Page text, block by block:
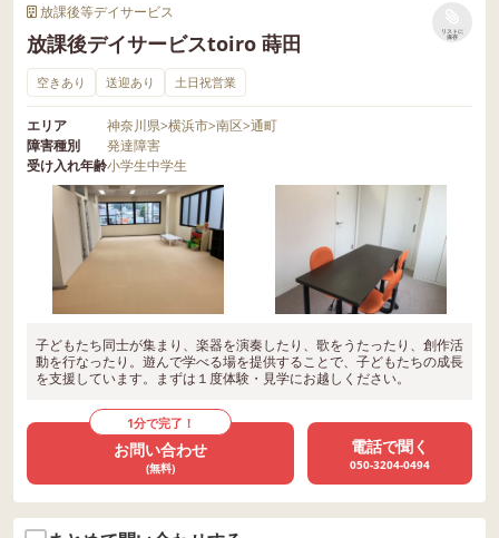
放課後等デイサービス
放課後デイサービスtoiro 蒔田
リストに
保存
空きあり 送迎あり 土日祝営業
エリア 神奈川県>横浜市>南区>通町
障害種別
発達障害
受け入れ年齢小学生中学生
子どもたち同士が集まり、楽器を演奏したり、歌をうたったり、創作活
動を行なったり。遊んで学べる場を提供することで、子どもたちの成長
を支援しています。まずは１度体験・見学にお越しください。
1分で完了！
お問い合わせ
(無料)
電話で聞く
050-3204-0494